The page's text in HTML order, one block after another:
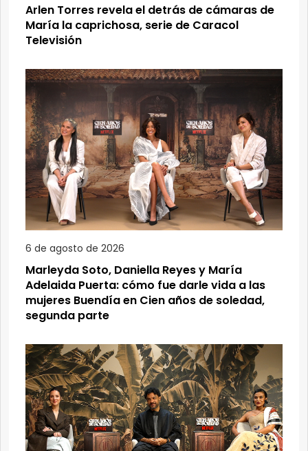
Arlen Torres revela el detrás de cámaras de
María la caprichosa, serie de Caracol
Televisión
6 de agosto de 2026
Marleyda Soto, Daniella Reyes y María
Adelaida Puerta: cómo fue darle vida a las
mujeres Buendía en Cien años de soledad,
segunda parte